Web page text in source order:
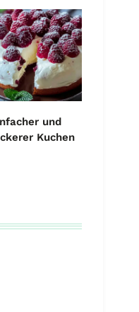
und
Kuchen